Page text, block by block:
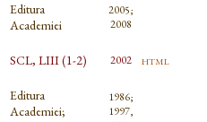
Editura
Academiei
2005;
2008
SCL, LIII (1-2) 2002 html
Editura
Academiei;
1986;
1997,